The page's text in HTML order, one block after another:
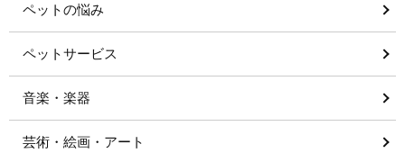
ペットの悩み
ペットサービス
音楽・楽器
芸術・絵画・アート